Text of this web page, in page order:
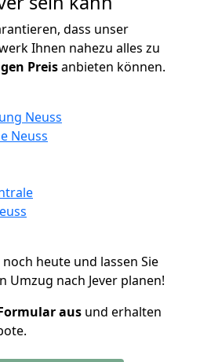
dass unser
Ihnen nahezu alles zu
Preisanbieten können.
Neuss
Neuss
heute und lassen Sie
Umzug nach Jever planen!
aus und erhalten